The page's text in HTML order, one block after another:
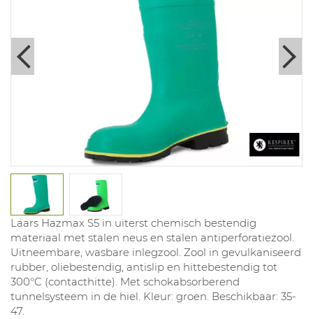
Laars Hazmax S5 in uiterst chemisch bestendig
materiaal met stalen neus en stalen antiperforatiezool.
Uitneembare, wasbare inlegzool. Zool in gevulkaniseerd
rubber, oliebestendig, antislip en hittebestendig tot
300°C (contacthitte). Met schokabsorberend
tunnelsysteem in de hiel. Kleur: groen. Beschikbaar: 35-
47.